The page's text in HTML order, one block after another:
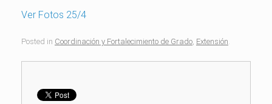
Ver Fotos 25/4
Posted in Coordinación y Fortalecimiento de Grado Extensión